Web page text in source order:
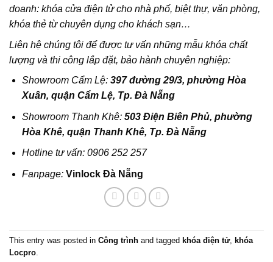
doanh: khóa cửa điện tử cho nhà phố, biệt thự, văn phòng,
khóa thẻ từ chuyên dụng cho khách sạn…
Liên hệ chúng tôi để được tư vấn những mẫu khóa chất
lượng và thi công lắp đặt, bảo hành chuyên nghiệp:
Showroom Cẩm Lệ: 397 đường 29/3, phường Hòa
Xuân, quận Cẩm Lệ, Tp. Đà Nẵng
Showroom Thanh Khê: 503 Điện Biên Phủ, phường
Hòa Khê, quận Thanh Khê, Tp. Đà Nẵng
Hotline tư vấn: 0906 252 257
Fanpage: Vinlock Đà Nẵng
This entry was posted in Công trình and tagged khóa điện tử, khóa
Locpro